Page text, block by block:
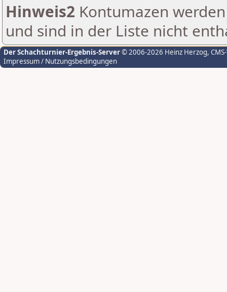
Hinweis2 Kontumazen
und sind in der Liste nicht
Der Schachturnier-Ergebnis-Server© 2006-2026 Heinz Herzog,
Impressum / Nutzungsbedingungen